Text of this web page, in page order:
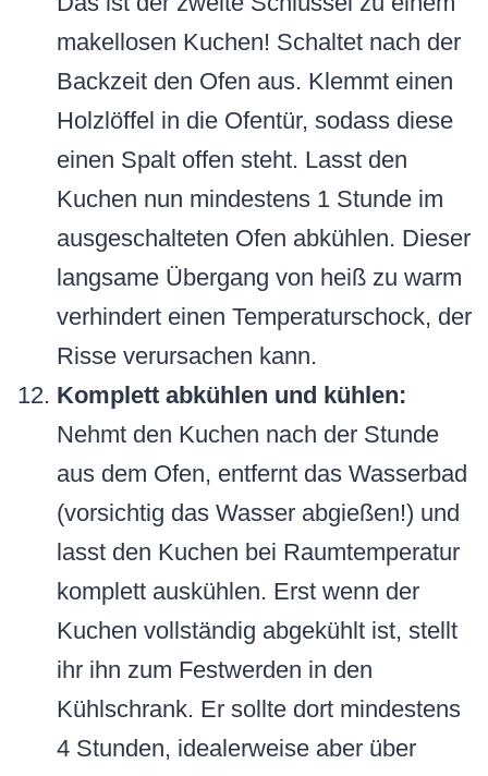
makellosen Kuchen! Schaltet nach der
Backzeit den Ofen aus. Klemmt einen
Holzlöffel in die Ofentür, sodass diese
einen Spalt offen steht. Lasst den
Kuchen nun mindestens 1 Stunde im
ausgeschalteten Ofen abkühlen. Dieser
langsame Übergang von heiß zu warm
verhindert einen Temperaturschock, der
Risse verursachen kann.
Komplett abkühlen und kühlen:
Nehmt den Kuchen nach der Stunde
aus dem Ofen, entfernt das Wasserbad
(vorsichtig das Wasser abgießen!) und
lasst den Kuchen bei Raumtemperatur
komplett auskühlen. Erst wenn der
Kuchen vollständig abgekühlt ist, stellt
ihr ihn zum Festwerden in den
Kühlschrank. Er sollte dort mindestens
4 Stunden, idealerweise aber über